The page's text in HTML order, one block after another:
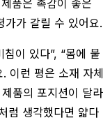
품은 촉감이 좋은
가가 갈릴 수 있어요.
이 있다”, “몸에 붙
이런 평은 소재 자체
품의 포지션이 달라
럼 생각했다면 얇다